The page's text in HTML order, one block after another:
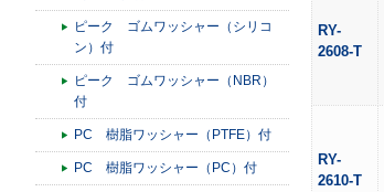
ピーク ゴムワッシャー（シリコ
ン）付
ピーク ゴムワッシャー（NBR）
付
PC 樹脂ワッシャー（PTFE）付
PC 樹脂ワッシャー（PC）付
RY-
2608-T
RY-
2610-T